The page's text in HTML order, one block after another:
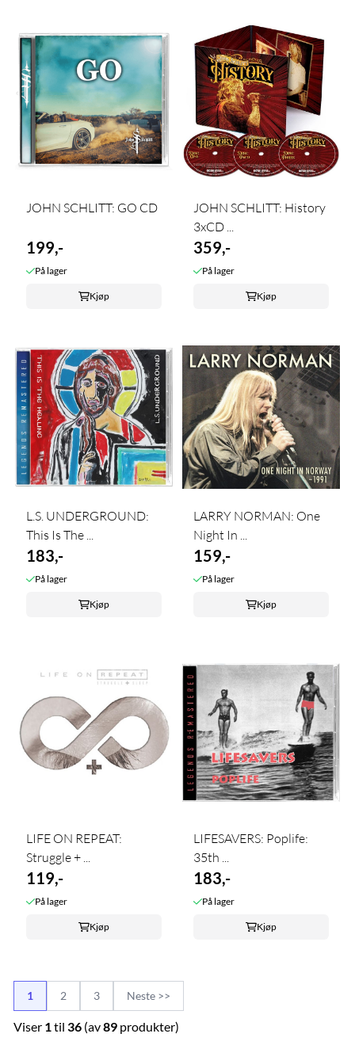
JOHN SCHLITT: GO CD
199,-
På lager
Kjøp
JOHN SCHLITT: History
3xCD ...
359,-
På lager
Kjøp
L.S. UNDERGROUND:
This Is The ...
183,-
På lager
Kjøp
LARRY NORMAN: One
Night In ...
159,-
På lager
Kjøp
LIFE ON REPEAT:
Struggle + ...
119,-
På lager
Kjøp
LIFESAVERS: Poplife:
35th ...
183,-
På lager
Kjøp
1 2 3 Neste >>
Viser 1til 36(av89produkter)